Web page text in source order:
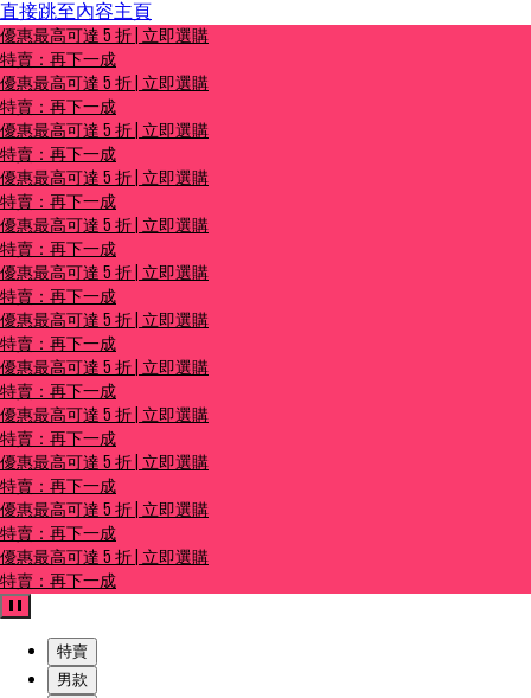
直接跳至內容主頁
優惠最高可達 5 折 | 立即選購
特賣：再下一成
優惠最高可達 5 折 | 立即選購
特賣：再下一成
優惠最高可達 5 折 | 立即選購
特賣：再下一成
優惠最高可達 5 折 | 立即選購
特賣：再下一成
優惠最高可達 5 折 | 立即選購
特賣：再下一成
優惠最高可達 5 折 | 立即選購
特賣：再下一成
優惠最高可達 5 折 | 立即選購
特賣：再下一成
優惠最高可達 5 折 | 立即選購
特賣：再下一成
優惠最高可達 5 折 | 立即選購
特賣：再下一成
優惠最高可達 5 折 | 立即選購
特賣：再下一成
優惠最高可達 5 折 | 立即選購
特賣：再下一成
優惠最高可達 5 折 | 立即選購
特賣：再下一成
優惠最高可達 5 折 | 立即選購
特賣：再下一成
特賣
男款